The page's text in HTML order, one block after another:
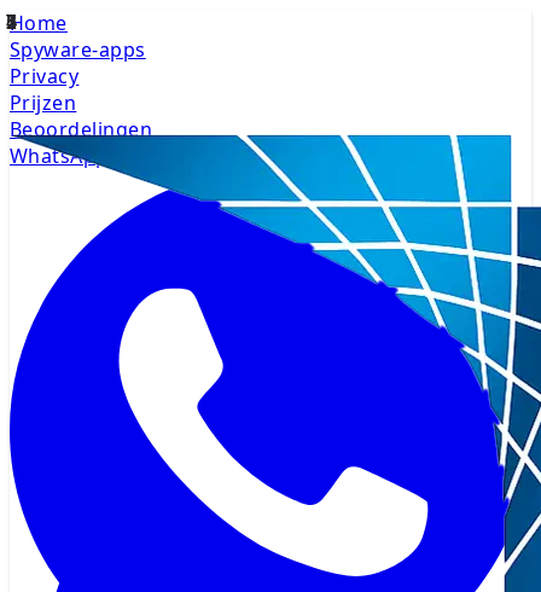
Home
Spyware-apps
Privacy
Prijzen
Beoordelingen
WhatsApp